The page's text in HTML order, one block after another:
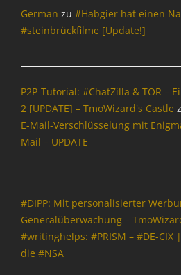
n
o
r
c
e
Tags
a
M
o
German zu #Habgier hat einen
#steinbrückfilme [Update!]
P2P-Tutorial: #ChatZilla & TOR –
2 [UPDATE] – TmoWizard's Castle
E-Mail-Verschlüsselung mit
Mail – UPDATE
#DIPP: Mit personalisierter
Generalüberwachung –
#writinghelps: #PRISM – #DE-
die #NSA